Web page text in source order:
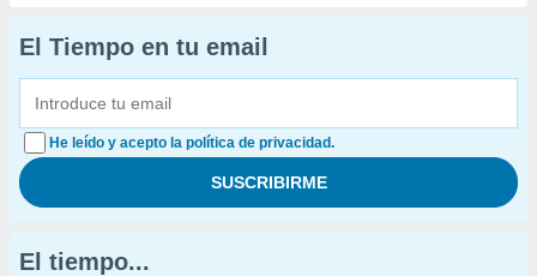
El Tiempo en tu email
He leído y acepto la política de privacidad.
El tiempo...